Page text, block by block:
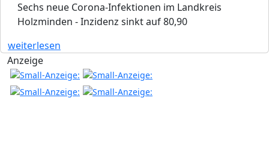
Sechs neue Corona-Infektionen im Landkreis
Holzminden - Inzidenz sinkt auf 80,90
weiterlesen
Anzeige